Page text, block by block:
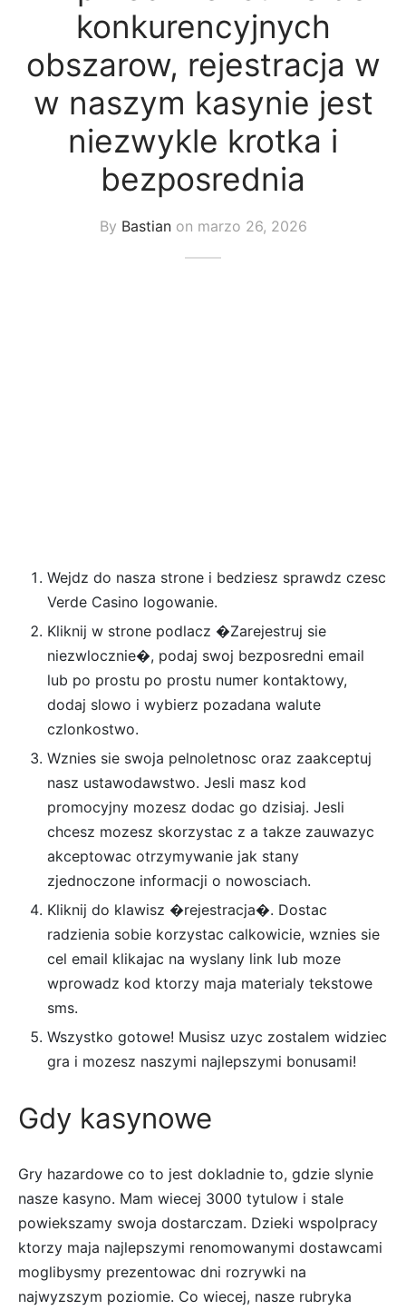
konkurencyjnych
obszarow, rejestracja w
w naszym kasynie jest
niezwykle krotka i
bezposrednia
By Bastianon marzo 26, 2026
Wejdz do nasza strone i bedziesz sprawdz czesc
Verde Casino logowanie.
Kliknij w strone podlacz �Zarejestruj sie
niezwlocznie�, podaj swoj bezposredni email
lub po prostu po prostu numer kontaktowy,
dodaj slowo i wybierz pozadana walute
czlonkostwo.
Wznies sie swoja pelnoletnosc oraz zaakceptuj
nasz ustawodawstwo. Jesli masz kod
promocyjny mozesz dodac go dzisiaj. Jesli
chcesz mozesz skorzystac z a takze zauwazyc
akceptowac otrzymywanie jak stany
zjednoczone informacji o nowosciach.
Kliknij do klawisz �rejestracja�. Dostac
radzienia sobie korzystac calkowicie, wznies sie
cel email klikajac na wyslany link lub moze
wprowadz kod ktorzy maja materialy tekstowe
sms.
Wszystko gotowe! Musisz uzyc zostalem widziec
gra i mozesz naszymi najlepszymi bonusami!
Gdy kasynowe
Gry hazardowe co to jest dokladnie to, gdzie slynie
nasze kasyno. Mam wiecej 3000 tytulow i stale
powiekszamy swoja dostarczam. Dzieki wspolpracy
ktorzy maja najlepszymi renomowanymi dostawcami
moglibysmy prezentowac dni rozrywki na
najwyzszym poziomie. Co wiecej, nasze rubryka
y Blazer
Enteros y Faldas